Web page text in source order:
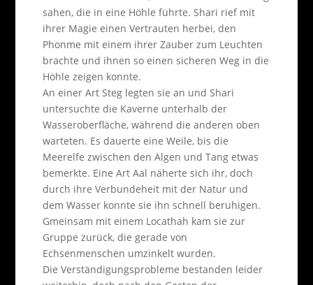
sahen, die in eine Höhle führte. Shari rief mit
ihrer Magie einen Vertrauten herbei, den
Phonme mit einem ihrer Zauber zum Leuchten
brachte und ihnen so einen sicheren Weg in die
Höhle zeigen konnte.
An einer Art Steg legten sie an und Shari
untersuchte die Kaverne unterhalb der
Wasseroberfläche, während die anderen oben
warteten. Es dauerte eine Weile, bis die
Meerelfe zwischen den Algen und Tang etwas
bemerkte. Eine Art Aal näherte sich ihr, doch
durch ihre Verbundeheit mit der Natur und
dem Wasser konnte sie ihn schnell beruhigen.
Gmeinsam mit einem Locathah kam sie zur
Gruppe zurück, die gerade von
Echsenmenschen umzinkelt wurden.
Die Verständigungsprobleme bestanden leider